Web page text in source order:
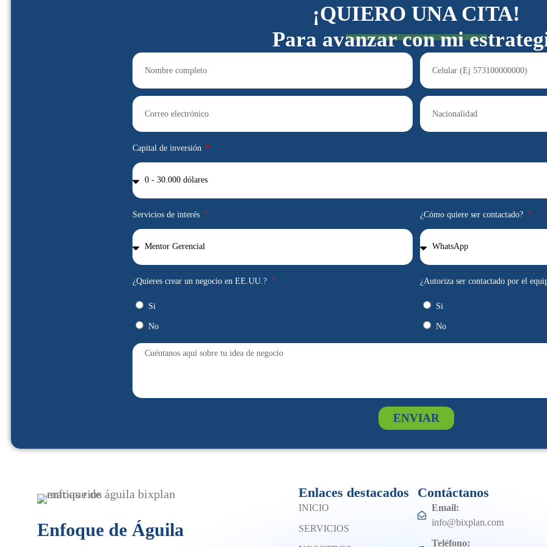
¡QUIERO UNA CITA!
Para avanzar con mi
Capital de inversión
Servicios de interés ¿Cómo quiere ser contactado?
¿Quieres crear un negocio en EE.UU.?
Si
No
¿Autoriza ser contactado por el
Si
No
ENVIAR
Enfoque de Águila
Enlaces destacados
INICIO
SERVICIOS
Contáctanos
Email:
info@bixplan.com
Teléfono: